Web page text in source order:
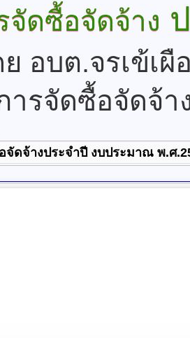
จัดซื้อจัดจ้าง
อบต.จรเข้เผื
ารจัดซื้อจัดจ้า
จัดจ้างประจำปี งบประมาณ พ.ศ